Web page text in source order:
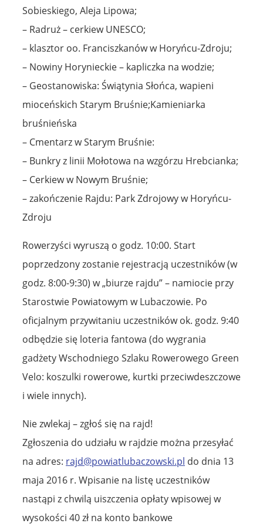
Sobieskiego, Aleja Lipowa;
– Radruż – cerkiew UNESCO;
– klasztor oo. Franciszkanów w Horyńcu-Zdroju;
– Nowiny Horynieckie – kapliczka na wodzie;
– Geostanowiska: Świątynia Słońca, wapieni
mioceńskich Starym Bruśnie;Kamieniarka
bruśnieńska
– Cmentarz w Starym Bruśnie:
– Bunkry z linii Mołotowa na wzgórzu Hrebcianka;
– Cerkiew w Nowym Bruśnie;
– zakończenie Rajdu: Park Zdrojowy w Horyńcu-
Zdroju
Rowerzyści wyruszą o godz. 10:00. Start
poprzedzony zostanie rejestracją uczestników (w
godz. 8:00-9:30) w „biurze rajdu” – namiocie przy
Starostwie Powiatowym w Lubaczowie. Po
oficjalnym przywitaniu uczestników ok. godz. 9:40
odbędzie się loteria fantowa (do wygrania
gadżety Wschodniego Szlaku Rowerowego Green
Velo: koszulki rowerowe, kurtki przeciwdeszczowe
i wiele innych).
Nie zwlekaj – zgłoś się na rajd!
Zgłoszenia do udziału w rajdzie można przesyłać
na adres: rajd@powiatlubaczowski.pl do dnia 13
maja 2016 r. Wpisanie na listę uczestników
nastąpi z chwilą uiszczenia opłaty wpisowej w
wysokości 40 zł na konto bankowe